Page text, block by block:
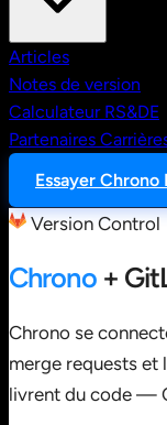
Articles
Notes de version
Calculateur RS&DE
Partenaires
Essayer
Version Control
Chrono+
Chrono se
merge requests et
livrent du code —